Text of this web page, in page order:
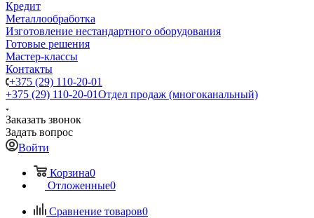
Кредит
Металлообработка
Изготовление нестандартного оборудования
Готовые решения
Мастер-классы
Контакты
+375 (29) 110-20-01
+375 (29) 110-20-01Отдел продаж (многоканальный)
Заказать звонок
Задать вопрос
Войти
Корзина0
Отложенные0
Сравнение товаров0